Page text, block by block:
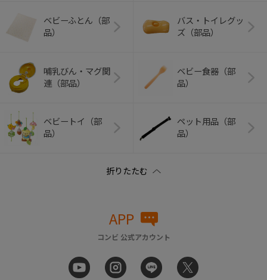
ベビーふとん（部
品）
バス・トイレグッ
ズ（部品）
哺乳びん・マグ関
連（部品）
ベビー食器（部
品）
ベビートイ（部
品）
ペット用品（部
品）
APP
コンビ 公式アカウント